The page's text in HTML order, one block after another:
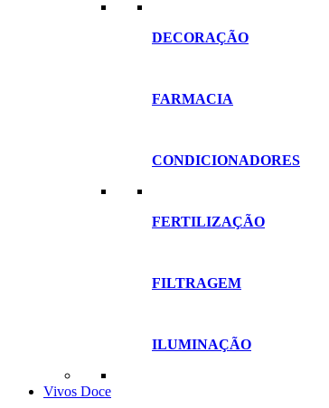
DECORAÇÃO
FARMACIA
CONDICIONADORES
FERTILIZAÇÃO
FILTRAGEM
ILUMINAÇÃO
Vivos Doce